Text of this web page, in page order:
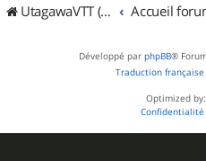
UtagawaVTT (Randos VTT et VTTAE avec traces GPS) Accueil
Développé par phpBB®
Traduction
Optimized by:
Confidentialité